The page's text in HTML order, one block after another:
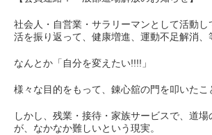
社会人・自営業・サラリーマンとして活動し
活を振り返って、健康増進、運動不足解消、
なんとか「自分を変えたい!!!!」
様々な目的をもって、錬心舘の門を叩いたこ
しかし、残業・接待・家族サービスで、道
が、なかなか難しいという現実。